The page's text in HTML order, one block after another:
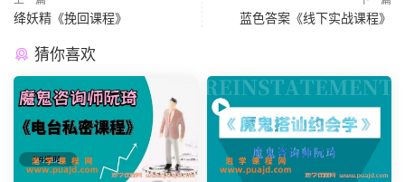
绛妖精《挽回课程》 蓝色答案《线下实战课程》
猜你喜欢